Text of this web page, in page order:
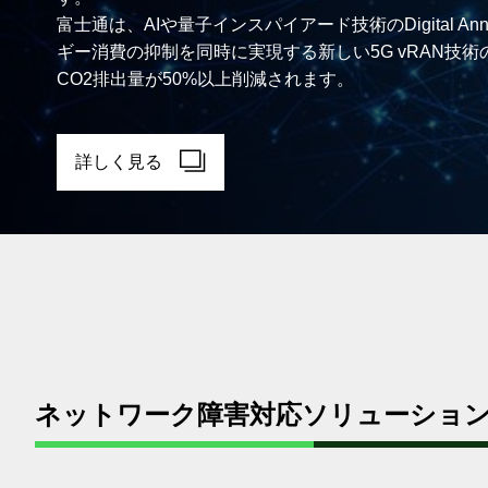
富士通は、AIや量子インスパイアード技術のDigital
ギー消費の抑制を同時に実現する新しい5G vRAN技
CO2排出量が50%以上削減されます。
詳しく見る
ネットワーク障害対応ソリューショ